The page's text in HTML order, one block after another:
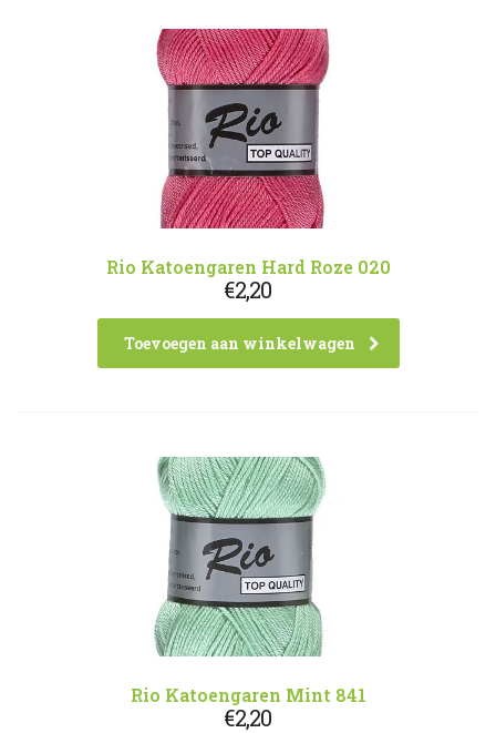
Rio Katoengaren Hard Roze 020
€2,20
Toevoegen aan winkelwagen
Rio Katoengaren Mint 841
€2,20